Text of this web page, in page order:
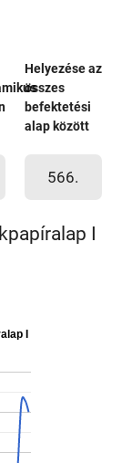
Helyezése az
összes
befektetési
alap között
566.
I
I